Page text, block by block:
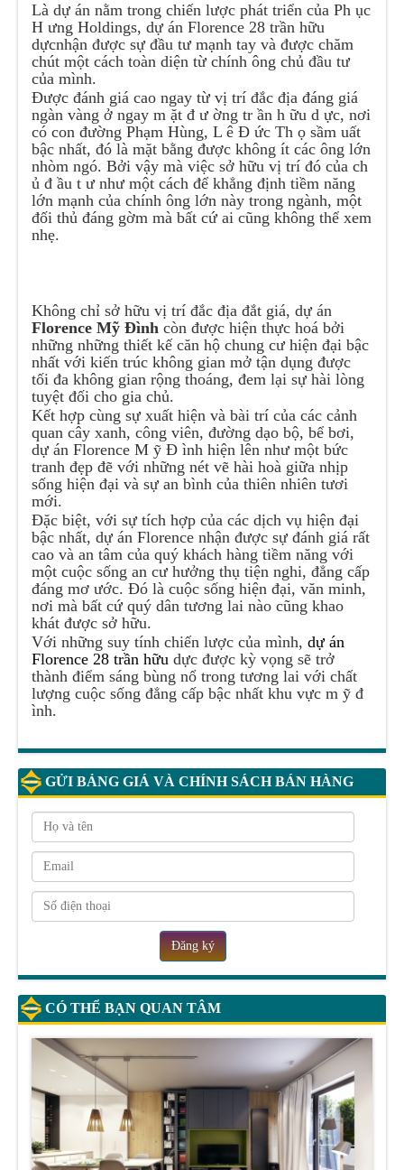
Là dự án nằm trong chiến lược phát triển của Ph ục
H ưng Holdings, dự án Florence 28 trần hữu
dựcnhận được sự đầu tư mạnh tay và được chăm
chút một cách toàn diện từ chính ông chủ đầu tư
của mình.
Được đánh giá cao ngay từ vị trí đắc địa đáng giá
ngàn vàng ở ngay m ặt đ ư ờng tr ần h ữu d ực, nơi
có con đường Phạm Hùng, L ê Đ ức Th ọ sầm uất
bậc nhất, đó là mặt bằng được không ít các ông lớn
nhòm ngó. Bởi vậy mà việc sở hữu vị trí đó của ch
ủ đ ầu t ư như một cách để khẳng định tiềm năng
lớn mạnh của chính ông lớn này trong ngành, một
đối thủ đáng gờm mà bất cứ ai cũng không thể xem
nhẹ.
Không chỉ sở hữu vị trí đắc địa đắt giá, dự án
Florence Mỹ Đình còn được hiện thực hoá bởi
những những thiết kế căn hộ chung cư hiện đại bậc
nhất với kiến trúc không gian mở tận dụng được
tối đa không gian rộng thoáng, đem lại sự hài lòng
tuyệt đối cho gia chủ.
Kết hợp cùng sự xuất hiện và bài trí của các cảnh
quan cây xanh, công viên, đường dạo bộ, bể bơi,
dự án Florence M ỹ Đ ình hiện lên như một bức
tranh đẹp đẽ với những nét vẽ hài hoà giữa nhịp
sống hiện đại và sự an bình của thiên nhiên tươi
mới.
Đặc biệt, với sự tích hợp của các dịch vụ hiện đại
bậc nhất, dự án Florence nhận được sự đánh giá rất
cao và an tâm của quý khách hàng tiềm năng với
một cuộc sống an cư hưởng thụ tiện nghi, đẳng cấp
đáng mơ ước. Đó là cuộc sống hiện đại, văn minh,
nơi mà bất cứ quý dân tương lai nào cũng khao
khát được sở hữu.
Với những suy tính chiến lược của mình,dự án
Florence 28 trần hữu dực được kỳ vọng sẽ trở
thành điểm sáng bùng nổ trong tương lai với chất
lượng cuộc sống đẳng cấp bậc nhất khu vực m ỹ đ
ình.
GỬI BẢNG GIÁ VÀ CHÍNH SÁCH BÁN HÀNG
Đăng ký
CÓ THỂ BẠN QUAN TÂM